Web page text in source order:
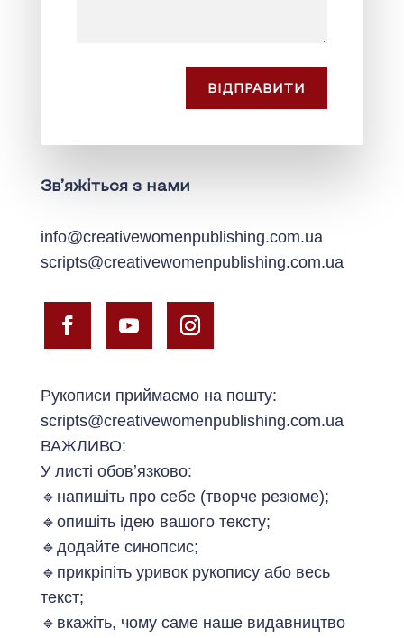
ВІДПРАВИТИ
Зв’яжіться з нами
info@creativewomenpublishing.com.ua
scripts@creativewomenpublishing.com.ua
Рукописи приймаємо на пошту:
scripts@creativewomenpublishing.com.ua
ВАЖЛИВО:
У листі обовʼязково:
🔹напишіть про себе (творче резюме);
🔹опишіть ідею вашого тексту;
🔹додайте синопсис;
🔹прикріпіть уривок рукопису або весь
текст;
🔹вкажіть, чому саме наше видавництво